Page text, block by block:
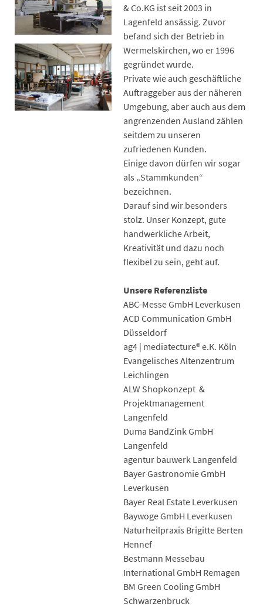
& Co.KG ist seit 2003 in
Lagenfeld ansässig. Zuvor
befand sich der Betrieb in
Wermelskirchen, wo er 1996
gegründet wurde.
Private wie auch geschäftliche
Auftraggeber aus der näheren
Umgebung, aber auch aus dem
angrenzenden Ausland zählen
seitdem zu unseren
zufriedenen Kunden.
Einige davon dürfen wir sogar
als „Stammkunden“
bezeichnen.
Darauf sind wir besonders
stolz. Unser Konzept, gute
handwerkliche Arbeit,
Kreativität und dazu noch
flexibel zu sein, geht auf.
Unsere Referenzliste
ABC-Messe GmbH Leverkusen
ACD Communication GmbH
Düsseldorf
ag4 | mediatecture® e.K. Köln
Evangelisches Altenzentrum
Leichlingen
ALW Shopkonzept &
Projektmanagement
Langenfeld
Duma BandZink GmbH
Langenfeld
agentur bauwerk Langenfeld
Bayer Gastronomie GmbH
Leverkusen
Bayer Real Estate Leverkusen
Baywoge GmbH Leverkusen
Naturheilpraxis Brigitte Berten
Hennef
Bestmann Messebau
International GmbH Remagen
BM Green Cooling GmbH
Schwarzenbruck